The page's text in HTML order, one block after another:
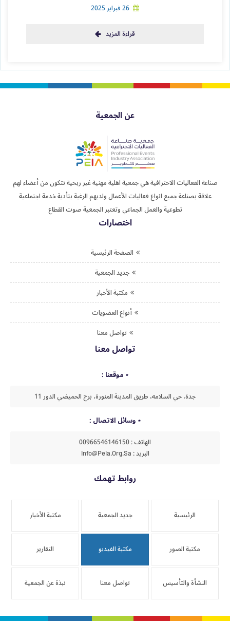
26 فبراير 2025
قراءة المزيد
عن الجمعية
صناعة الفعاليات الاحترافية هي جمعية اهلية مهنية غير ربحية تتكون من أعضاء لهم
علاقة بصناعة جميع انواع فعاليات الأعمال ولديهم الرغبة بتأدية خدمة اجتماعية
تطوعية والعمل الجماعي وتعتبر الجمعية صوت القطاع
اختصارات
الصفحة الرئيسية
جديد الجمعية
مكتبة الأخبار
أنواع العضويات
تواصل معنا
تواصل معنا
موقعنا :
جدة، حي السلامه، طريق المدينة المنورة، برج الحميضي الدور 11
وسائل الاتصال :
الهاتف : 00966546146150
البريد : Info@peia.org.sa
روابط تهمك
الرئيسية جديد الجمعية مكتبة الأخبار
مكتبة الصور مكتبة الفيديو التقارير
النشأة والتأسيس تواصل معنا نبذة عن الجمعية